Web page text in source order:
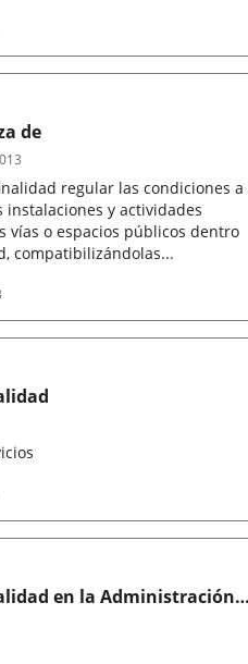
de
regular las condiciones a
y actividades
o espacios públicos dentro
compatibilizándolas...
en la Administración